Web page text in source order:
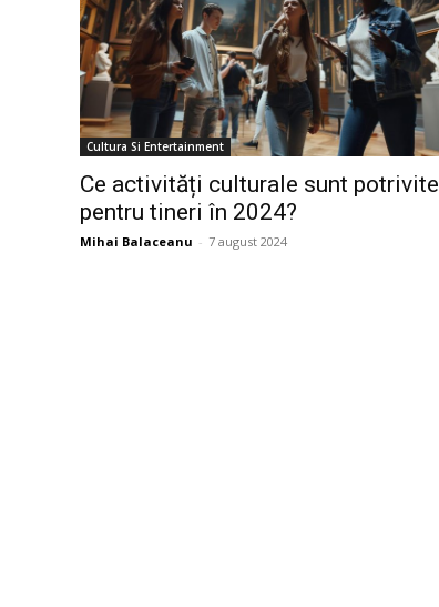
Cultura Si Entertainment
Ce activități culturale sunt potrivite
pentru tineri în 2024?
Mihai Balaceanu - 7 august 2024